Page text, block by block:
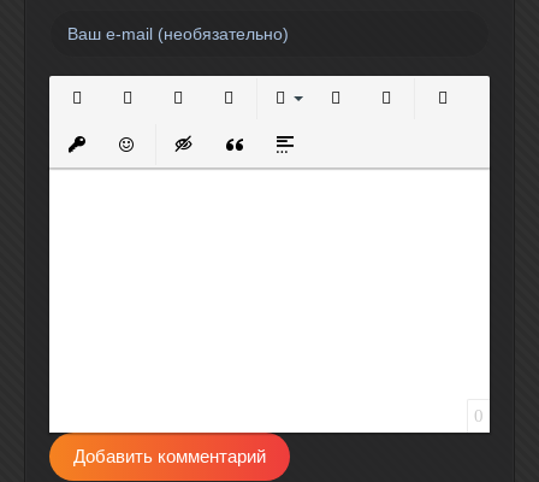
Вставить защищенную ссылку
Вставить смайлик
Вставка скрытого текста
Вставка цитаты
Вставка спойлера
0
Добавить комментарий